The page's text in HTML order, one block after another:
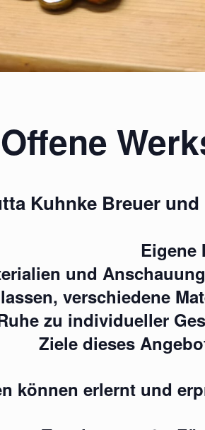
Offene
Kuhnke Breuer und
Eigene
und
verschiedene
zu individueller
Ziele dieses
können erlernt und